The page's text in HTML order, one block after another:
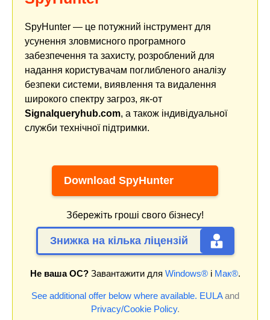
SpyHunter — це потужний інструмент для
усунення зловмисного програмного
забезпечення та захисту, розроблений для
надання користувачам поглибленого аналізу
безпеки системи, виявлення та видалення
широкого спектру загроз, як-от
Signalqueryhub.com, а також індивідуальної
служби технічної підтримки.
Download SpyHunter
Збережіть гроші свого бізнесу!
Знижка на кілька ліцензій
Не ваша ОС?Завантажити для Windows®і Мак®.
See additional offer below where available. EULAand
Privacy/Cookie Policy.